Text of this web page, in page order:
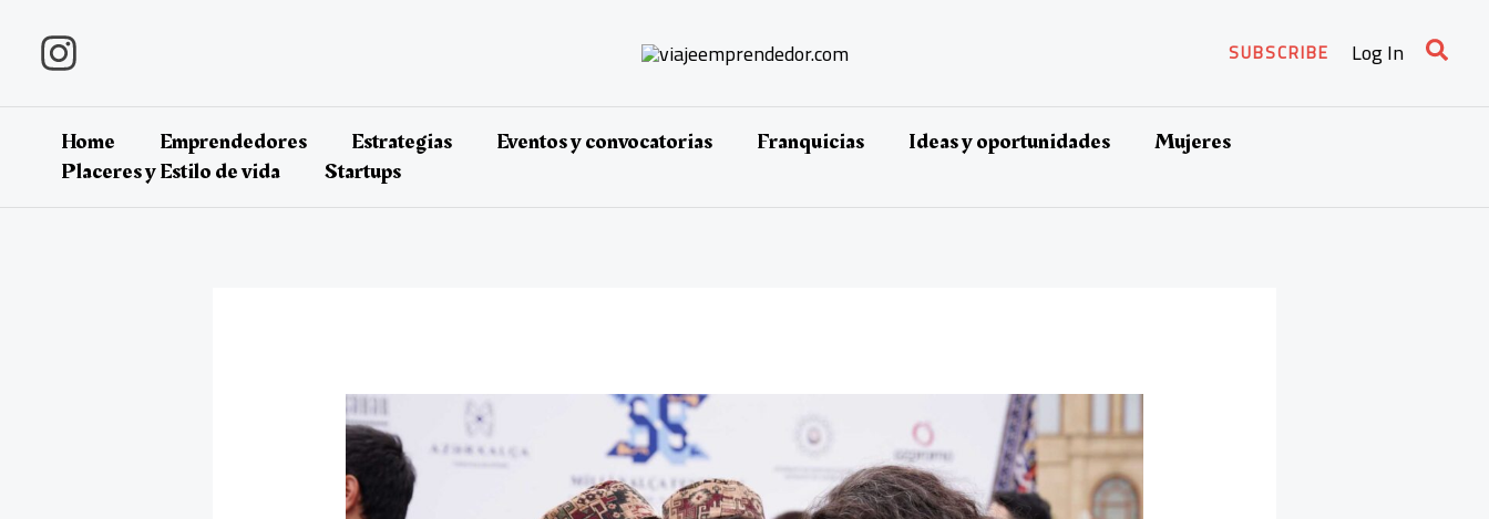
contenido
SUBSCRIBE Log In
Home Emprendedores Estrategias Eventos y convocatorias Franquicias Ideas y oportunidades
Mujeres
Placeres y Estilo de vida
Startups